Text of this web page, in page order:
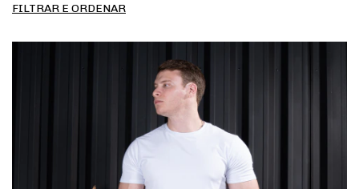
FILTRAR E ORDENAR